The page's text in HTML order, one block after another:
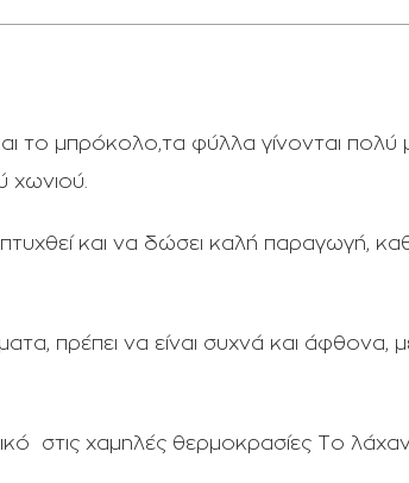
το μπρόκολο,τα φύλλα γίνονται
χωνιού.
και να δώσει καλή παραγωγή,
πρέπει να είναι συχνά και άφθονα,
στις χαμηλές θερμοκρασίες Το